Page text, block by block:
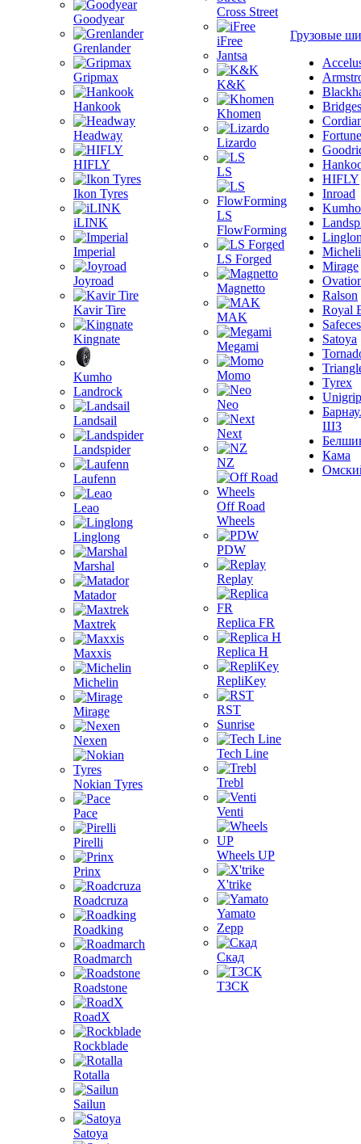
Goodyear
Grenlander
Gripmax
Hankook
Headway
HIFLY
Ikon Tyres
iLINK
Imperial
Joyroad
Kavir Tire
Kingnate
Kumho
Landrock
Landsail
Landspider
Laufenn
Leao
Linglong
Marshal
Matador
Maxtrek
Maxxis
Michelin
Mirage
Nexen
Nokian Tyres
Pace
Pirelli
Prinx
Roadcruza
Roadking
Roadmarch
Roadstone
RoadX
Rockblade
Rotalla
Sailun
Satoya
Cross Street
iFree
Jantsa
K&K
Khomen
Lizardo
LS
LS
FlowForming
LS Forged
Magnetto
MAK
Megami
Momo
Neo
Next
NZ
Off Road
Wheels
PDW
Replay
Replica FR
Replica H
RepliKey
RST
Sunrise
Tech Line
Trebl
Venti
Wheels UP
X'trike
Yamato
Zepp
Скад
ТЗСК
Грузовые
Fortune
HIFLY
Inroad
Kumho
Mirage
Ralson
Royal
Satoya
Tyrex
Unigrip
ШЗ
Кама